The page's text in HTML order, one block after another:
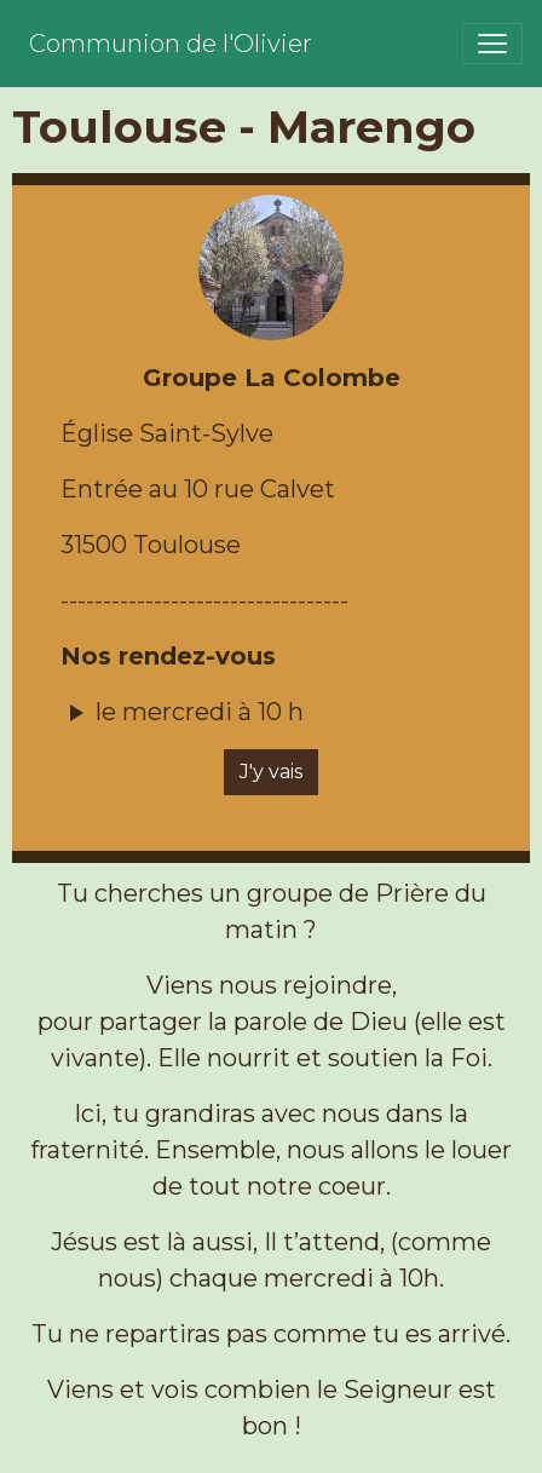
Communion de l'Olivier
Toulouse - Marengo
Groupe La Colombe
Église Saint-Sylve
Entrée au 10 rue Calvet
31500 Toulouse
----------------------------------
Nos rendez-vous
le mercredi à 10 h
J'y vais
Tu cherches un groupe de Prière du
matin ?
Viens nous rejoindre,
pour partager la parole de Dieu (elle est
vivante). Elle nourrit et soutien la Foi.
Ici, tu grandiras avec nous dans la
fraternité. Ensemble, nous allons le louer
de tout notre coeur.
Jésus est là aussi, Il t’attend, (comme
nous) chaque mercredi à 10h.
Tu ne repartiras pas comme tu es arrivé.
Viens et vois combien le Seigneur est
bon !